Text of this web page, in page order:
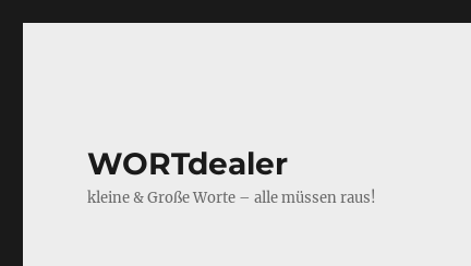
WORTdealer
kleine & Große Worte – alle müssen raus!